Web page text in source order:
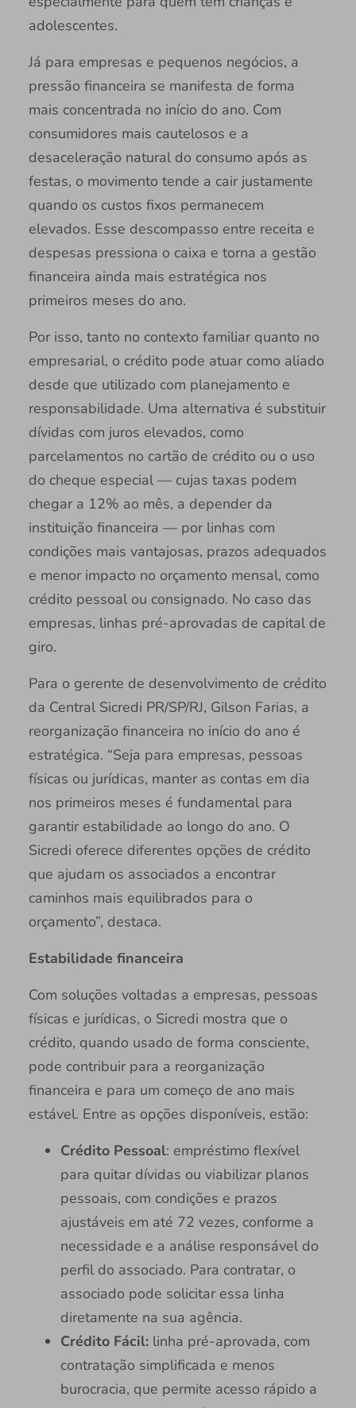
adolescentes.
Já para empresas e pequenos negócios, a
pressão financeira se manifesta de forma
mais concentrada no início do ano. Com
consumidores mais cautelosos e a
desaceleração natural do consumo após as
festas, o movimento tende a cair justamente
quando os custos fixos permanecem
elevados. Esse descompasso entre receita e
despesas pressiona o caixa e torna a gestão
financeira ainda mais estratégica nos
primeiros meses do ano.
Por isso, tanto no contexto familiar quanto no
empresarial, o crédito pode atuar como aliado
desde que utilizado com planejamento e
responsabilidade. Uma alternativa é substituir
dívidas com juros elevados, como
parcelamentos no cartão de crédito ou o uso
do cheque especial — cujas taxas podem
chegar a 12% ao mês, a depender da
instituição financeira — por linhas com
condições mais vantajosas, prazos adequados
e menor impacto no orçamento mensal, como
crédito pessoal ou consignado. No caso das
empresas, linhas pré-aprovadas de capital de
giro.
Para o gerente de desenvolvimento de crédito
da Central Sicredi PR/SP/RJ, Gilson Farias, a
reorganização financeira no início do ano é
estratégica. “Seja para empresas, pessoas
físicas ou jurídicas, manter as contas em dia
nos primeiros meses é fundamental para
garantir estabilidade ao longo do ano. O
Sicredi oferece diferentes opções de crédito
que ajudam os associados a encontrar
caminhos mais equilibrados para o
orçamento”, destaca.
Estabilidade financeira
Com soluções voltadas a empresas, pessoas
físicas e jurídicas, o Sicredi mostra que o
crédito, quando usado de forma consciente,
pode contribuir para a reorganização
financeira e para um começo de ano mais
estável. Entre as opções disponíveis, estão:
Crédito Pessoal: empréstimo flexível
para quitar dívidas ou viabilizar planos
pessoais, com condições e prazos
ajustáveis em até 72 vezes, conforme a
necessidade e a análise responsável do
perfil do associado. Para contratar, o
associado pode solicitar essa linha
diretamente na sua agência.
Crédito Fácil:linha pré-aprovada, com
contratação simplificada e menos
burocracia, que permite acesso rápido a